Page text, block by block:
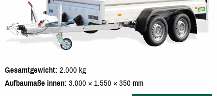
Gesamtgewicht 2.000 kg
Aufbaumaße innen 3.000 × 1.550 × 350 mm